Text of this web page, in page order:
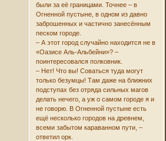
были за её границами. Точнее – в
Огненной пустыне, в одном из давно
заброшенных и частично занесённым
песком городе.
– А этот город случайно находится не в
«Оазисе Аль-Альбейни»? –
поинтересовался полковник.
– Нет! Что вы! Соваться туда могут
только безумцы! Там даже на ближних
подступах без отряда сильных магов
делать нечего, а уж о самом городе я и
не говорю. В Огненной пустыне есть
ещё несколько городов на древнем,
всеми забытом караванном пути, –
ответил орк.